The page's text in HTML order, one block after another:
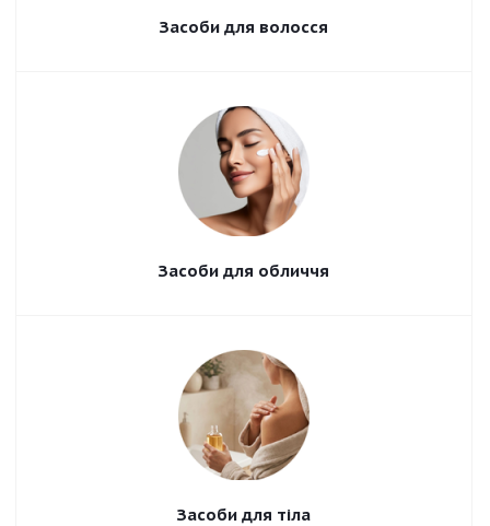
Засоби для волосся
Засоби для обличчя
Засоби для тіла